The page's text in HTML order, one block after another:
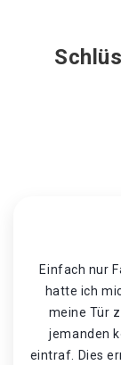
Einfach nur
hatte ich
meine Tür
jemanden
eintraf. Dies